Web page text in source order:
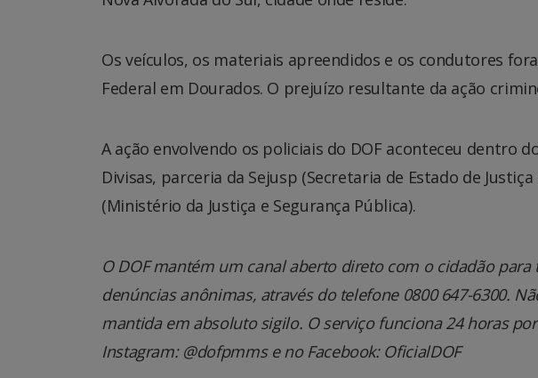
Os veículos, os materiais apreendidos e os condutores
Federal em Dourados. O prejuízo resultante da ação
A ação envolvendo os policiais do DOF aconteceu dentro
Divisas, parceria da Sejusp (Secretaria de Estado de Justiça
(Ministério da Justiça e Segurança Pública).
O DOF mantém um canal aberto direto com o cidadão
denúncias anônimas, através do telefone 0800 647-6300.
mantida em absoluto sigilo. O serviço funciona 24 horas
Instagram: @dofpmms e no Facebook: OficialDOF